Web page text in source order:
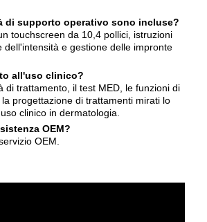
di supporto operativo sono incluse?
touchscreen da 10,4 pollici, istruzioni
dell'intensità e gestione delle impronte
all'uso clinico?
di trattamento, il test MED, le funzioni di
progettazione di trattamenti mirati lo
clinico in dermatologia.
OEM?
OEM.